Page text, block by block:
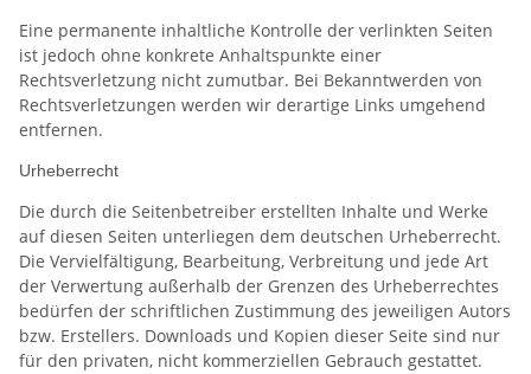
Eine permanente inhaltliche Kontrolle der verlinkten Seiten
ist jedoch ohne konkrete Anhaltspunkte einer
Rechtsverletzung nicht zumutbar. Bei Bekanntwerden von
Rechtsverletzungen werden wir derartige Links umgehend
entfernen.
Urheberrecht
Die durch die Seitenbetreiber erstellten Inhalte und Werke
auf diesen Seiten unterliegen dem deutschen Urheberrecht.
Die Vervielfältigung, Bearbeitung, Verbreitung und jede Art
der Verwertung außerhalb der Grenzen des Urheberrechtes
bedürfen der schriftlichen Zustimmung des jeweiligen Autors
bzw. Erstellers. Downloads und Kopien dieser Seite sind nur
für den privaten, nicht kommerziellen Gebrauch gestattet.